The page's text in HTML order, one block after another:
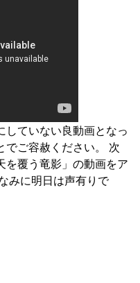
していない良動画となっ
でご容赦ください。 次
を覆う竜影」の動画をア
みに明日は声有りで